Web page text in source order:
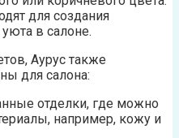
для создания
в салоне.
Аурус также
для салона:
отделки, где можно
например, кожу и